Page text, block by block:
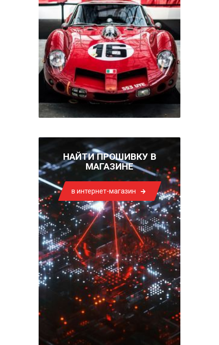
НАЙТИ ПРОШИВКУ В
МАГАЗИНЕ
в интернет-магазин